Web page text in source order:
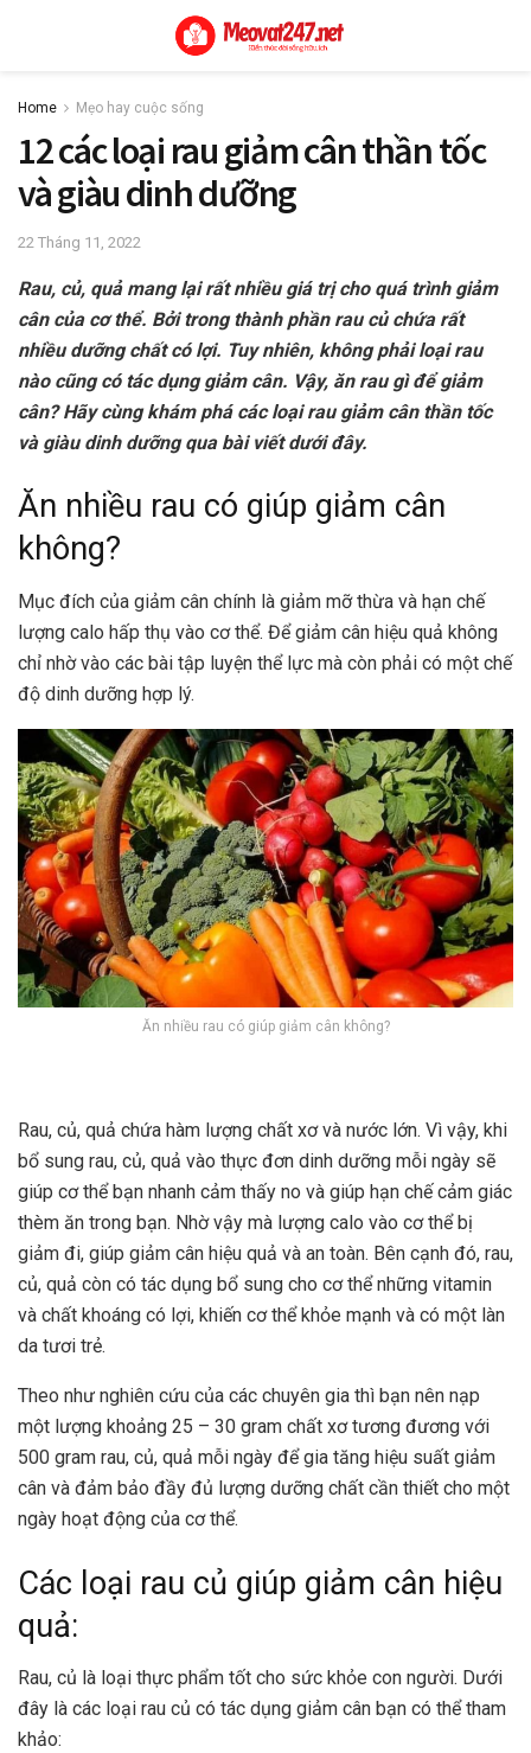
Home Mẹo hay cuộc sống
12 các loại rau giảm cân thần tốc
và giàu dinh dưỡng
22 Tháng 11, 2022
Rau, củ, quả mang lại rất nhiều giá trị cho quá trình giảm
cân của cơ thể. Bởi trong thành phần rau củ chứa rất
nhiều dưỡng chất có lợi. Tuy nhiên, không phải loại rau
nào cũng có tác dụng giảm cân. Vậy, ăn rau gì để giảm
cân? Hãy cùng khám phá các loại rau giảm cân thần tốc
và giàu dinh dưỡng qua bài viết dưới đây.
Ăn nhiều rau có giúp giảm cân
không?
Mục đích của giảm cân chính là giảm mỡ thừa và hạn chế
lượng calo hấp thụ vào cơ thể. Để giảm cân hiệu quả không
chỉ nhờ vào các bài tập luyện thể lực mà còn phải có một chế
độ dinh dưỡng hợp lý.
Ăn nhiều rau có giúp giảm cân không?
Rau, củ, quả chứa hàm lượng chất xơ và nước lớn. Vì vậy, khi
bổ sung rau, củ, quả vào thực đơn dinh dưỡng mỗi ngày sẽ
giúp cơ thể bạn nhanh cảm thấy no và giúp hạn chế cảm giác
thèm ăn trong bạn. Nhờ vậy mà lượng calo vào cơ thể bị
giảm đi, giúp giảm cân hiệu quả và an toàn. Bên cạnh đó, rau,
củ, quả còn có tác dụng bổ sung cho cơ thể những vitamin
và chất khoáng có lợi, khiến cơ thể khỏe mạnh và có một làn
da tươi trẻ.
Theo như nghiên cứu của các chuyên gia thì bạn nên nạp
một lượng khoảng 25 – 30 gram chất xơ tương đương với
500 gram rau, củ, quả mỗi ngày để gia tăng hiệu suất giảm
cân và đảm bảo đầy đủ lượng dưỡng chất cần thiết cho một
ngày hoạt động của cơ thể.
Các loại rau củ giúp giảm cân hiệu
quả:
Rau, củ là loại thực phẩm tốt cho sức khỏe con người. Dưới
đây là các loại rau củ có tác dụng giảm cân bạn có thể tham
khảo: